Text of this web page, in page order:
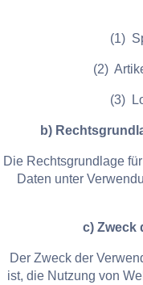
(1)
(2)
(3)
b)
Die Rechtsgrundlage
Daten unter
c) Zweck
Der Zweck der
ist, die Nutzung von